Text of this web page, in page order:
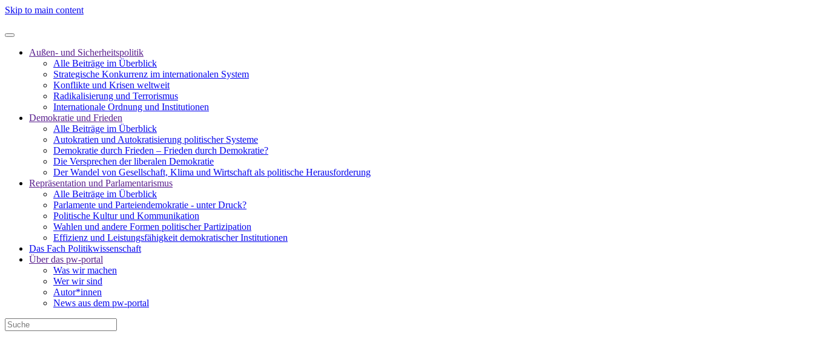
Skip to main content
Außen- und Sicherheitspolitik
Alle Beiträge im Überblick
Strategische Konkurrenz im internationalen System
Konflikte und Krisen weltweit
Radikalisierung und Terrorismus
Internationale Ordnung und Institutionen
Demokratie und Frieden
Alle Beiträge im Überblick
Autokratien und Autokratisierung politischer Systeme
Demokratie durch Frieden – Frieden durch Demokratie?
Die Versprechen der liberalen Demokratie
Der Wandel von Gesellschaft, Klima und Wirtschaft als politische Herausforderung
Repräsentation und Parlamentarismus
Alle Beiträge im Überblick
Parlamente und Parteiendemokratie - unter Druck?
Politische Kultur und Kommunikation
Wahlen und andere Formen politischer Partizipation
Effizienz und Leistungsfähigkeit demokratischer Institutionen
Das Fach Politikwissenschaft
Über das pw-portal
Was wir machen
Wer wir sind
Autor*innen
News aus dem pw-portal